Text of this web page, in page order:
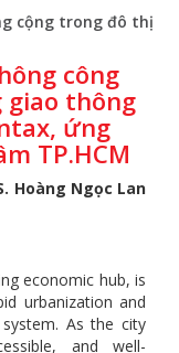
cộng trong đô thị
công
giao thông
ứng
TP.HCM
Hoàng Ngọc Lan
economic hub, is
urbanization and
As the city
and well-